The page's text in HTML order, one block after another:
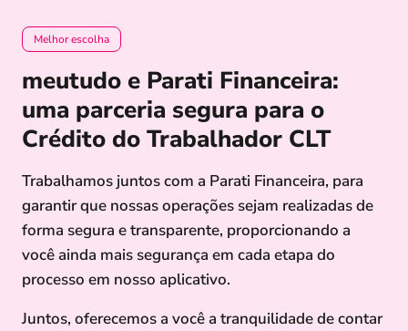
Melhor escolha
meutudo e Parati Financeira:
uma parceria segura para o
Crédito do Trabalhador CLT
Trabalhamos juntos com a Parati Financeira, para
garantir que nossas operações sejam realizadas de
forma segura e transparente, proporcionando a
você ainda mais segurança em cada etapa do
processo em nosso aplicativo.
Juntos, oferecemos a você a tranquilidade de contar